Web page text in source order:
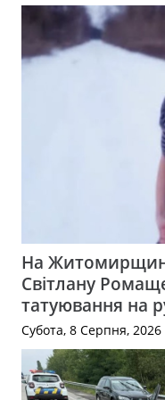
На
Світлану
татуювання на
Субота, 8 Серпня, 2026